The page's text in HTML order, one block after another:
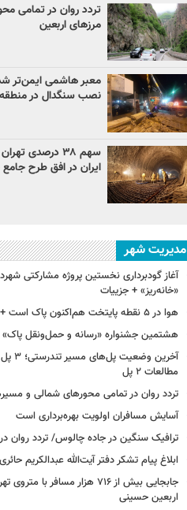
تردد روان در تمامی
مرزهای اربعین
معبر هاشمی ایمن‌تر
نصب سنگدال در منطقه ۱۰
سهم ۳۸ درصدی
ایران در افق طرح
مدیریت شهر
آغاز گودبرداری نخستین پروژه مشارکتی
«خانه‌ریز» + جزییات
هوا در ۵ نقطه پایتخت هم‌اکنون پاک است + جزییات
هشتمین جشنواره «رسانه و حمل‌ونقل پاک»
مطالعات ۲ پل
تردد روان در تمامی محورهای شمالی و
آسایش مسافران اولویت بهره‌برداری است
ترافیک سنگین در جاده چالوس/ تردد روان
ابلاغ پیام تشکر دفتر آیت‌الله عبدالکریم
جابجایی بیش از ۷۱۶ هزار مسافر
اربعین حسینی